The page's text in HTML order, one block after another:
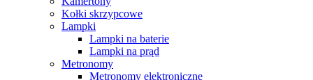
Kołki skrzypcowe
Lampki
Lampki na baterie
Lampki na prąd
Metronomy
Metronomy elektroniczne